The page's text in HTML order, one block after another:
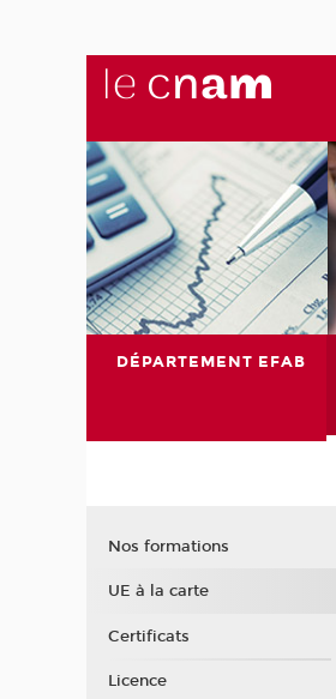
DÉPARTEMENT EFAB
Nos formations
UE à la carte
Certificats
Licence